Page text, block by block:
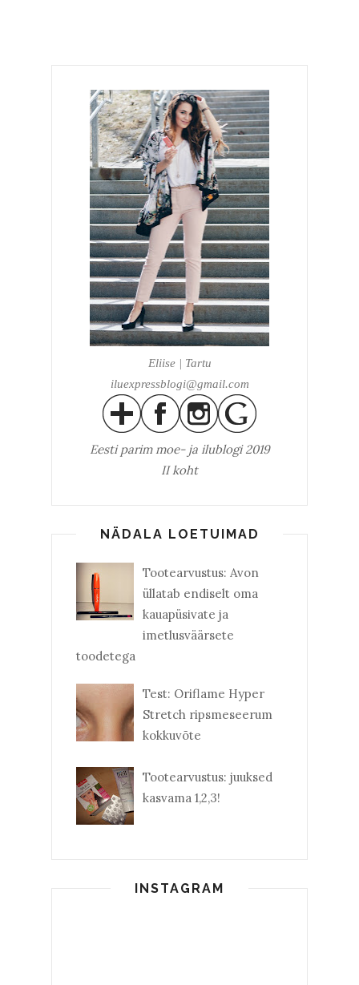
Eliise | Tartu
iluexpressblogi@gmail.com
Eesti parim moe- ja ilublogi 2019
II koht
NÄDALA LOETUIMAD
Tootearvustus: Avon
üllatab endiselt oma
kauapüsivate ja
imetlusväärsete
toodetega
Test: Oriflame Hyper
Stretch ripsmeseerum
kokkuvõte
Tootearvustus: juuksed
kasvama 1,2,3!
INSTAGRAM